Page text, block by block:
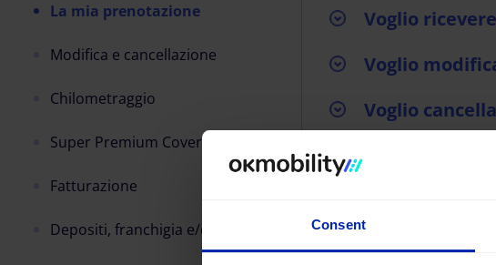
Consent
La mia prenotazione
Modifica e cancellazione
Chilometraggio
Super Premium Cover
Fatturazione
Depositi, franchigia e/o cauzione
Voglio
Voglio
Voglio
Siamo un